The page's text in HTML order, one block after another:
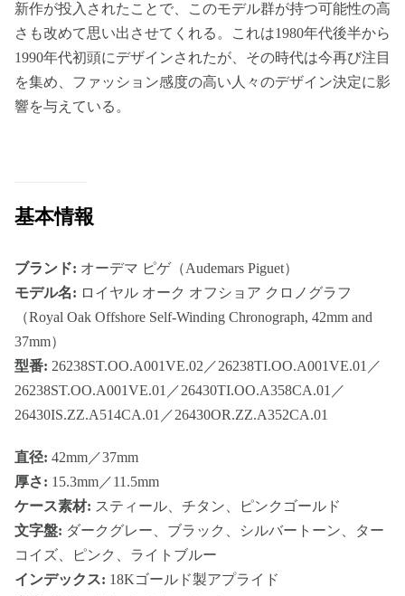
新作が投入されたことで、このモデル群が持つ可能性の高
さも改めて思い出させてくれる。これは1980年代後半から
1990年代初頭にデザインされたが、その時代は今再び注目
を集め、ファッション感度の高い人々のデザイン決定に影
響を与えている。
基本情報
ブランド: オーデマ ピゲ（Audemars Piguet）
モデル名: ロイヤル オーク オフショア クロノグラフ
（Royal Oak Offshore Self-Winding Chronograph, 42mm and
37mm）
型番: 26238ST.OO.A001VE.02／26238TI.OO.A001VE.01／
26238ST.OO.A001VE.01／26430TI.OO.A358CA.01／
26430IS.ZZ.A514CA.01／26430OR.ZZ.A352CA.01
直径: 42mm／37mm
厚さ: 15.3mm／11.5mm
ケース素材: スティール、チタン、ピンクゴールド
文字盤: ダークグレー、ブラック、シルバートーン、ター
コイズ、ピンク、ライトブルー
インデックス: 18Kゴールド製アプライド